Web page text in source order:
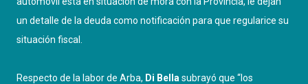
un detalle de la deuda como notificación para que regularice su
situación fiscal.
Respecto de la labor de Arba, Di Bella subrayó que “los